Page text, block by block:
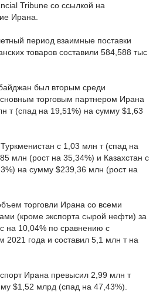
Tribune со ссылкой на
Ирана.
период взаимные поставки
товаров составили 584,588 тыс
был вторым среди
торговым партнером Ирана
т (спад на 19,51%) на сумму $1,63
с 1,03 млн т (спад на
млн (рост на 35,34%) и Казахстан с
на сумму $239,36 млн (рост на
торговли Ирана со всеми
(кроме экспорта сырой нефти) за
на 10,04% по сравнению с
2021 года и составил 5,1 млн т на
Ирана превысил 2,99 млн т
$1,52 млрд (спад на 47,43%).